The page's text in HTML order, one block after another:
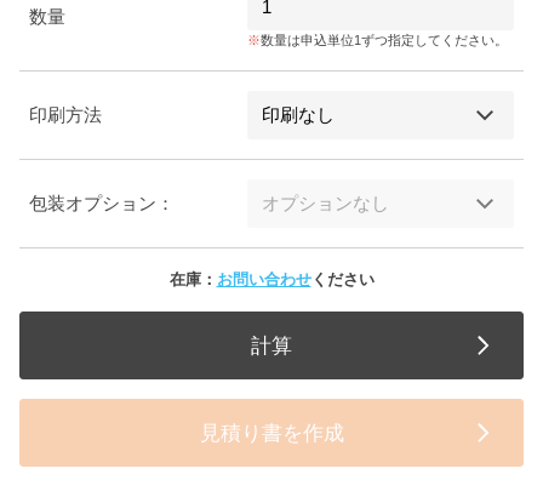
数量
数量は申込単位1ずつ指定してください。
印刷方法
包装オプション：
在庫： お問い合わせください
計算
見積り書を作成